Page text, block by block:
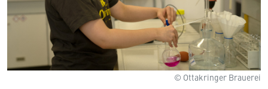
© Ottakringer Brauerei